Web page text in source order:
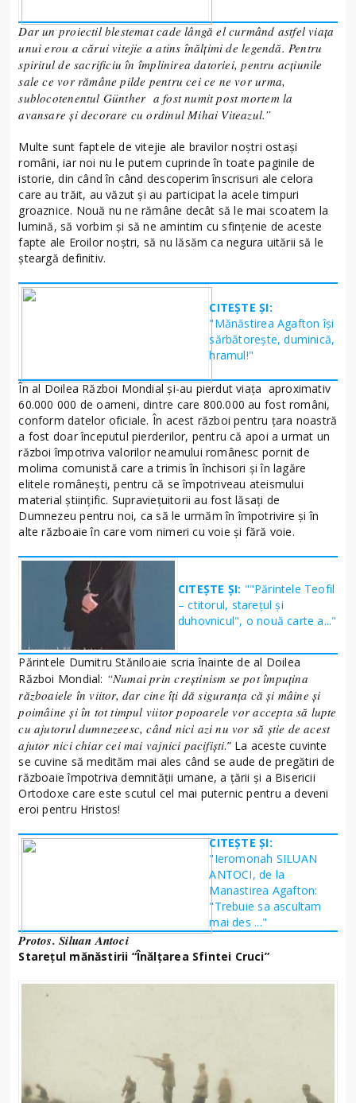
Dar un proiectil blestemat cade lângă el curmând astfel viața
unui erou a cărui vitejie a atins înălțimi de legendă. Pentru
spiritul de sacrificiu în împlinirea datoriei, pentru acțiunile
sale ce vor rămâne pilde pentru cei ce ne vor urma,
sublocotenentul Günther a fost numit post mortem la
avansare și decorare cu ordinul Mihai Viteazul.”
Multe sunt faptele de vitejie ale bravilor noștri ostași
români, iar noi nu le putem cuprinde în toate paginile de
istorie, din când în când descoperim înscrisuri ale celora
care au trăit, au văzut și au participat la acele timpuri
groaznice. Nouă nu ne rămâne decât să le mai scoatem la
lumină, să vorbim și să ne amintim cu sfințenie de aceste
fapte ale Eroilor noștri, să nu lăsăm ca negura uitării să le
șteargă definitiv.
CITEȘTE ȘI:
"Mănăstirea Agafton îşi
sărbătoreşte, duminică,
hramul!"
În al Doilea Război Mondial și-au pierdut viața aproximativ
60.000 000 de oameni, dintre care 800.000 au fost români,
conform datelor oficiale. În acest război pentru țara noastră
a fost doar începutul pierderilor, pentru că apoi a urmat un
război împotriva valorilor neamului românesc pornit de
molima comunistă care a trimis în închisori și în lagăre
elitele românești, pentru că se împotriveau ateismului
material științific. Supraviețuitorii au fost lăsați de
Dumnezeu pentru noi, ca să le urmăm în împotrivire și în
alte războaie în care vom nimeri cu voie și fără voie.
CITEȘTE ȘI: ""Părintele Teofil
– ctitorul, stareţul şi
duhovnicul", o nouă carte a..."
Părintele Dumitru Stăniloaie scria înainte de al Doilea
Război Mondial: “Numai prin creștinism se pot împuțina
războaiele în viitor, dar cine îți dă siguranța că și mâine și
poimâine și în tot timpul viitor popoarele vor accepta să lupte
cu ajutorul dumnezeesc, când nici azi nu vor să știe de acest
ajutor nici chiar cei mai vajnici pacifiști.” La aceste cuvinte
se cuvine să medităm mai ales când se aude de pregătiri de
războaie împotriva demnității umane, a țării și a Bisericii
Ortodoxe care este scutul cel mai puternic pentru a deveni
eroi pentru Hristos!
CITEȘTE ȘI:
"Ieromonah SILUAN
ANTOCI, de la
Manastirea Agafton:
"Trebuie sa ascultam
mai des ..."
Protos. Siluan Antoci
Starețul mănăstirii “Înălțarea Sfintei Cruci”